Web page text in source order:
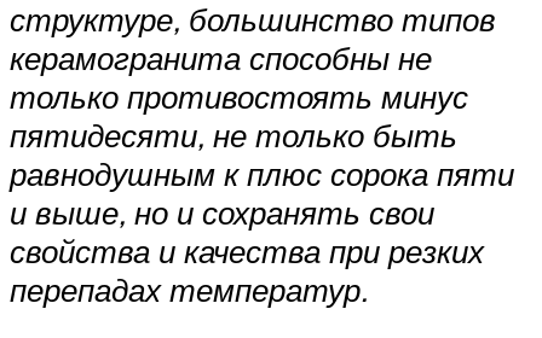
структуре, большинство типов
керамогранита способны не
только противостоять минус
пятидесяти, не только быть
равнодушным к плюс сорока пяти
и выше, но и сохранять свои
свойства и качества при резких
перепадах температур.